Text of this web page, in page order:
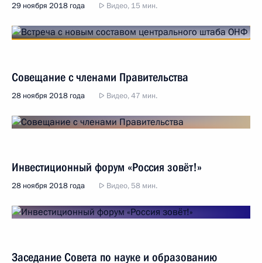
29 ноября 2018 года Видео, 15 мин.
Совещание с членами Правительства
28 ноября 2018 года Видео, 47 мин.
Инвестиционный форум «Россия зовёт!»
28 ноября 2018 года Видео, 58 мин.
Заседание Совета по науке и образованию